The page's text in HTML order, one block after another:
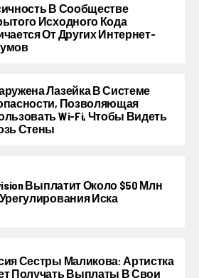
В Сообществе
Исходного Кода
От Других Интернет-
Лазейка В Системе
Позволяющая
Wi-Fi, Чтобы Видеть
Стены
Выплатит Около $50 Млн
Иска
Сестры Маликова: Артистка
Получать Выплаты В Свои